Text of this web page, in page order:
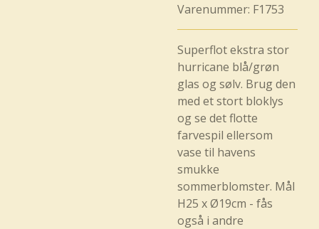
Varenummer: F1753
Superflot ekstra stor
hurricane blå/grøn
glas og sølv. Brug den
med et stort bloklys
og se det flotte
farvespil ellersom
vase til havens
smukke
sommerblomster. Mål
H25 x Ø19cm - fås
også i andre